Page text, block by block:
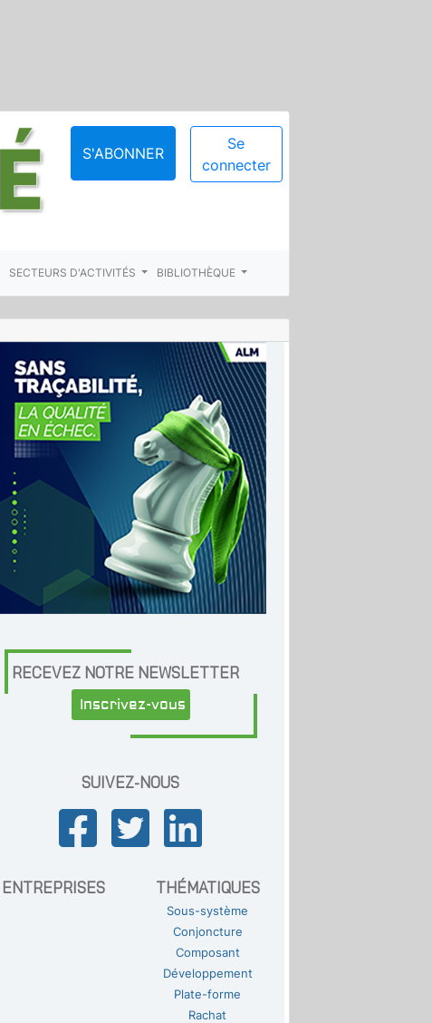
S'ABONNER
Se
connecter
SECTEURS D'ACTIVITÉS BIBLIOTHÈQUE
RECEVEZ NOTRE NEWSLETTER
Inscrivez-vous
SUIVEZ-NOUS
ENTREPRISES THÉMATIQUES
Sous-système
Conjoncture
Composant
Développement
Plate-forme
Rachat